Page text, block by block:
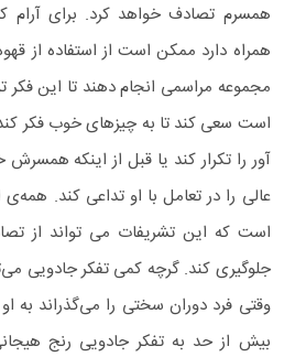
همسرم تصادف خواهد کرد. برای آرام
همراه دارد ممکن است از استفاده از
مجموعه مراسمی انجام دهند تا این
است سعی کند تا به چیزهای خوب فکر
آور را تکرار کند یا قبل از اینکه همسرش
عالی را در تعامل با او تداعی کند.
است که این تشریفات می‌ تواند از
جلوگیری کند.گرچه کمی تفکر جادویی
وقتی فرد دوران سختی را می‌گذراند به
بیش‌ از حد به تفکر جادویی رنج